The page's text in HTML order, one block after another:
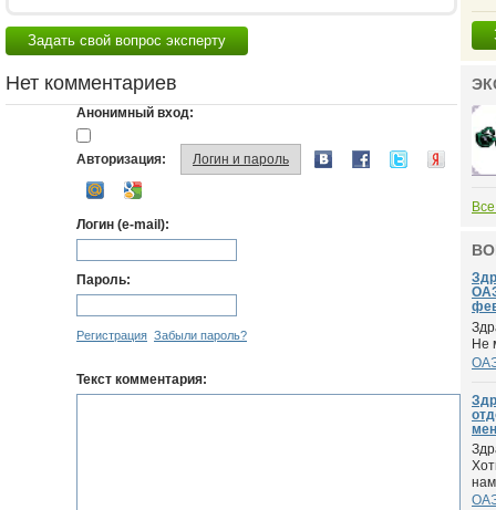
Задать свой вопрос эксперту
Нет комментариев
Анонимный вход:
Авторизация: Логин и пароль
Логин (e-mail):
Пароль:
Регистрация Забыли пароль?
Текст комментария:
Не